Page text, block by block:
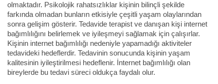
olmaktadır. Psikolojik rahatsızlıklar kişinin bilinçli şekilde
farkında olmadan bunların etkisiyle çeşitli yaşam olaylarından
sonra gelişim gösterir. Tedavide terapist ve danışan kişi internet
bağımlılığını belirlemek ve iyileşmeyi sağlamak için çalışırlar.
Kişinin internet bağımlılığı nedeniyle yapamadığı aktiviteler
tedavideki hedeflerdir. Tedavinin sonucunda kişinin yaşam
kalitesinin iyileştirilmesi hedeflenir. İnternet bağımlılığı olan
bireylerde bu tedavi süreci oldukça faydalı olur.